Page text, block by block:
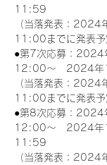
11:59
（当落発表：2024
11:00までに発表予
●第7次応募：2024
12:00～　2024年
（当落発表：2024
11:00までに発表予
●第8次応募：2024
12:00～　2024年
11:59
（当落発表：2024